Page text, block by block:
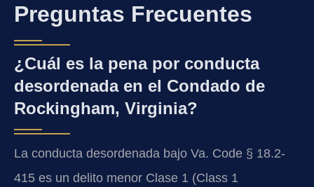
Preguntas Frecuentes
¿Cuál es la pena por conducta
desordenada en el Condado de
Rockingham, Virginia?
La conducta desordenada bajo Va. Code § 18.2-
415 es un delito menor Clase 1 (Class 1